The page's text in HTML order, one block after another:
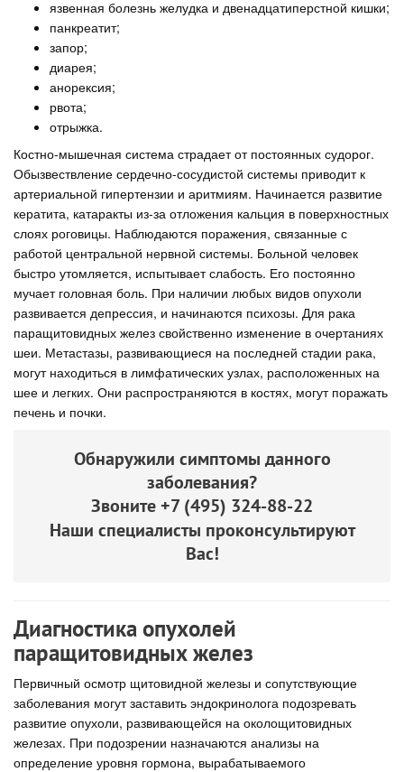
язвенная болезнь желудка и двенадцатиперстной кишки;
панкреатит;
запор;
диарея;
анорексия;
рвота;
отрыжка.
Костно-мышечная система страдает от постоянных судорог.
Обызвествление сердечно-сосудистой системы приводит к
артериальной гипертензии и аритмиям. Начинается развитие
кератита, катаракты из-за отложения кальция в поверхностных
слоях роговицы. Наблюдаются поражения, связанные с
работой центральной нервной системы. Больной человек
быстро утомляется, испытывает слабость. Его постоянно
мучает головная боль. При наличии любых видов опухоли
развивается депрессия, и начинаются психозы. Для рака
паращитовидных желез свойственно изменение в очертаниях
шеи. Метастазы, развивающиеся на последней стадии рака,
могут находиться в лимфатических узлах, расположенных на
шее и легких. Они распространяются в костях, могут поражать
печень и почки.
Обнаружили симптомы данного
заболевания?
Звоните+7 (495) 324-88-22
Наши специалисты проконсультируют
Вас!
Диагностика опухолей
паращитовидных желез
Первичный осмотр щитовидной железы и сопутствующие
заболевания могут заставить эндокринолога подозревать
развитие опухоли, развивающейся на околощитовидных
железах. При подозрении назначаются анализы на
определение уровня гормона, вырабатываемого